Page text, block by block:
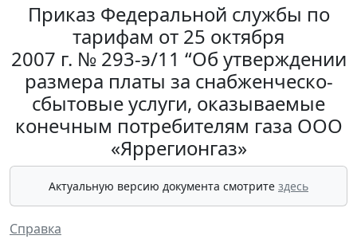
Приказ Федеральной службы по
тарифам от 25 октября
2007 г. № 293-э/11 “Об утверждении
размера платы за снабженческо-
сбытовые услуги, оказываемые
конечным потребителям газа ООО
«Яррегионгаз»
Актуальную версию документа смотрите здесь
Справка